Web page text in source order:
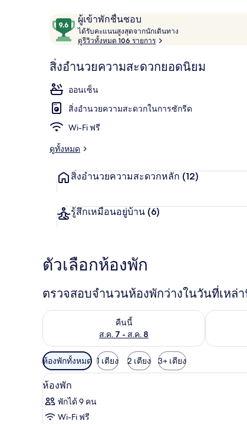
รีวิว ผู้เข้าพักชื่นชอบ
9.6
จาก
10,
เข้า
พัก
ชื่น
ได้รับคะแนนสูงสุดจากนักเดินทาง
บ
ค
น
น
จ
า
ดูรีวิวทั้งหมด 106 รายการ
สิ่งอำนวยความสะดวกยอดนิยม
ออนเซ็น
สิ่งอำนวยความสะดวกในการซักรีด
Wi-Fi ฟรี
ดูทั้งหมด
สิ่งอำนวยความสะดวกหลัก (12)
รู้สึกเหมือนอยู่บ้าน (6)
ตัวเลือกห้องพัก
ตรวจสอบจำนวนห้องพักว่างในวันที่เหล่
คืนนี้
ส.ค. 7 - ส.ค. 8
ตรวจสอบจำนวนห้องพักว่างในคืนนี้ ส.ค. 7 - ส.ค. 8
ตรวจสอบ
ตัว
กรอง
ที่
มี
ให้
ห้องพักทั้งหมด 1 เตียง 2 เตียง 3+ เตียง
เปิด
ภาพถ่าย
ทั้งหมด
1
ห้องพัก
พักได้ 9 คน
Wi-Fi ฟรี